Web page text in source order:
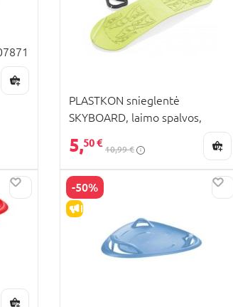
PLASTKON snieglentė
SKYBOARD, laimo spalvos,
5,50 €
10,99 €
-50%
IŠPARDAVIMAS